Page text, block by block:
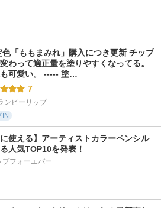
「ももまみれ」購入につき更新 チップ
わって適正量を塗りやすくなってる。
可愛い。 ----- 塗…
7
ンピーリップ
IN
に使える】アーティストカラーペンシル
人気TOP10を発表！
プフォーエバー